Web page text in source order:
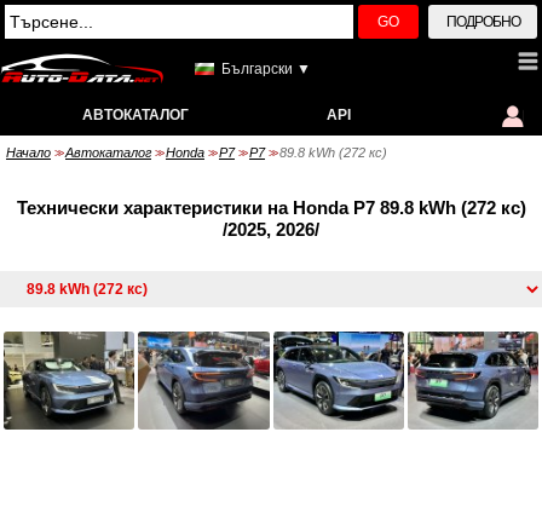
GO ПОДРОБНО
Български ▼
АВТОКАТАЛОГ API
Начало >> Автокаталог >> Honda >> P7 >> P7 >> 89.8 kWh (272 кс)
Технически характеристики на Honda P7 89.8 kWh (272 кс)
/2025, 2026/